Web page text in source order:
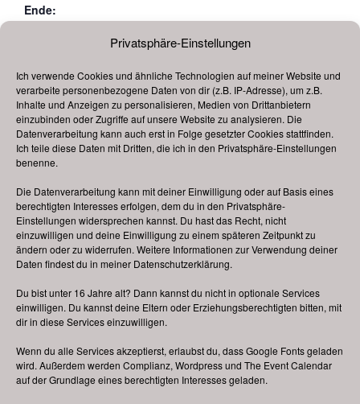
Privatsphäre-Einstellungen
Ich verwende Cookies und ähnliche Technologien auf meiner Website und
verarbeite personenbezogene Daten von dir (z.B. IP-Adresse), um z.B.
Inhalte und Anzeigen zu personalisieren, Medien von Drittanbietern
einzubinden oder Zugriffe auf unsere Website zu analysieren. Die
Datenverarbeitung kann auch erst in Folge gesetzter Cookies stattfinden.
Ich teile diese Daten mit Dritten, die ich in den Privatsphäre-Einstellungen
benenne.
Die Datenverarbeitung kann mit deiner Einwilligung oder auf Basis eines
berechtigten Interesses erfolgen, dem du in den Privatsphäre-
Einstellungen widersprechen kannst. Du hast das Recht, nicht
einzuwilligen und deine Einwilligung zu einem späteren Zeitpunkt zu
ändern oder zu widerrufen. Weitere Informationen zur Verwendung deiner
Daten findest du in meiner Datenschutzerklärung.
Du bist unter 16 Jahre alt? Dann kannst du nicht in optionale Services
einwilligen. Du kannst deine Eltern oder Erziehungsberechtigten bitten, mit
dir in diese Services einzuwilligen.
Wenn du alle Services akzeptierst, erlaubst du, dass Google Fonts geladen
wird. Außerdem werden Complianz, Wordpress und The Event Calendar
auf der Grundlage eines berechtigten Interesses geladen.
Ende:
Veranstaltungskategorie:
2018
Südstadtfest, Fürth Frühlingsfest, Cham
Änderungen vorbehalten, alle Angaben ohne Gewähr!
Bitte beachten Sie: Ich binkein Veranstaltervon
Volksfesten und Weihnachtsmärkten oder ähnlichen
Veranstaltungen. Bei Bewerbungen (z. B. als
Schausteller oder Marktkaufleute), konkreten Anfragen
bitte direkt an den jeweils zuständigen Veranstalter vor
Ort. Bei dieser Internetpräsenz deutsche-volksfeste.de
handelt es sich um eine rein
private Webseite.